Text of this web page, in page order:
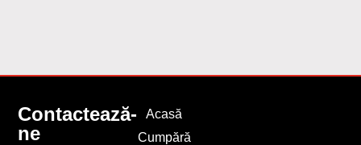
Contactează-
ne
Acasă
Cumpără